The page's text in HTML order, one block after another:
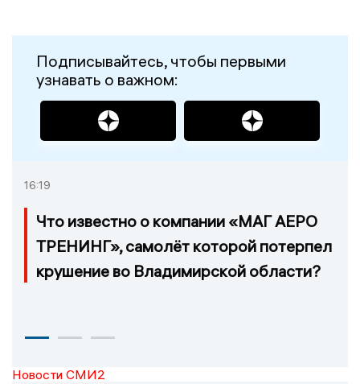
Подписывайтесь, чтобы первыми
узнавать о важном:
16:19
Что известно о компании «МАГ АЕРО
ТРЕНИНГ», самолёт которой потерпел
крушение во Владимирской области?
Новости СМИ2